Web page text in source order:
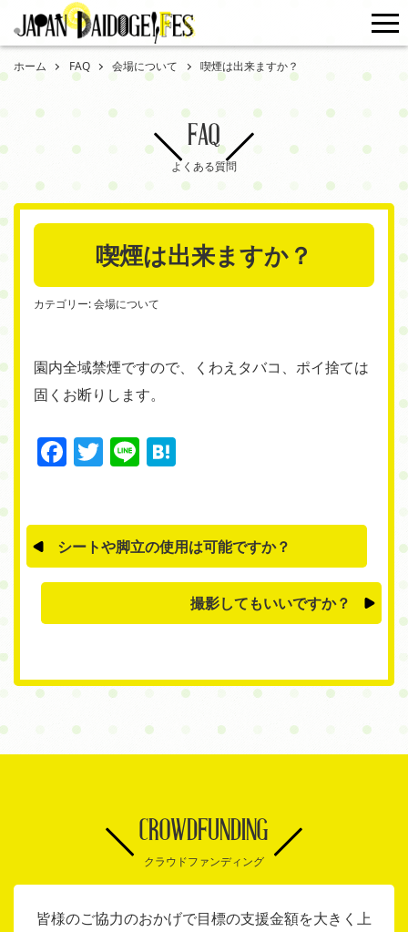
ホーム FAQ 会場について 喫煙は出来ますか？
FAQ
よくある質問
喫煙は出来ますか？
カテゴリー:会場について
園内全域禁煙ですので、くわえタバコ、ポイ捨ては
固くお断りします。
Facebook
Twitter
Line
シートや脚立の使用は可能ですか？
撮影してもいいですか？
CROWDFUNDING
クラウドファンディング
皆様のご協力のおかげで目標の支援金額を大きく上